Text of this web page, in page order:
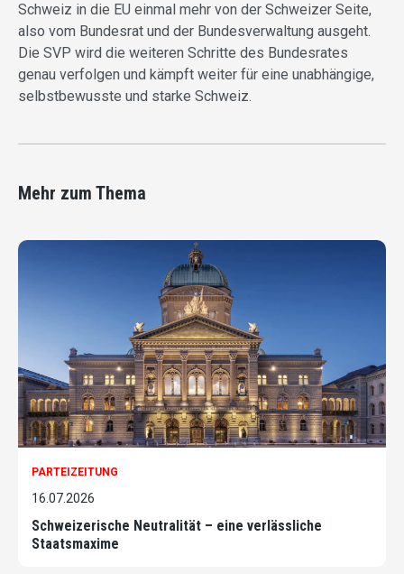
Schweiz in die EU einmal mehr von der Schweizer Seite,
also vom Bundesrat und der Bundesverwaltung ausgeht.
Die SVP wird die weiteren Schritte des Bundesrates
genau verfolgen und kämpft weiter für eine unabhängige,
selbstbewusste und starke Schweiz.
Mehr zum Thema
PARTEIZEITUNG
16.07.2026
Schweizerische Neutralität – eine verlässliche
Staatsmaxime